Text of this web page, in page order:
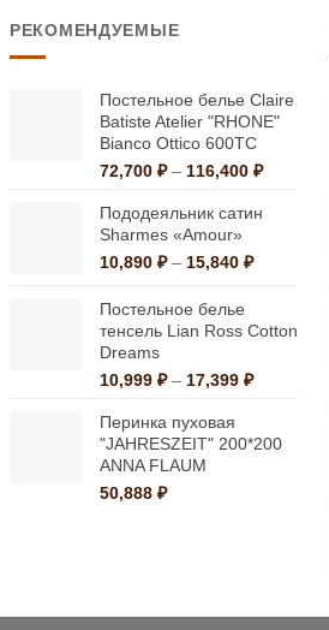
вариаций.
можно
выбрать
на
товара.
РЕКОМЕНДУЕМЫЕ
Постельное белье Claire
Batiste Atelier "RHONE"
Bianco Ottico 600ТС
72,700 ₽ – 116,400 ₽Диапазон
Пододеяльник сатин
Sharmes «Amour»
10,890 ₽ – 15,840 ₽Диапазон
–
Постельное белье
тенсель Lian Ross Cotton
Dreams
10,999 ₽ – 17,399 ₽Диапазон
–
Перинка пуховая
"JAHRESZEIT" 200*200
ANNA FLAUM
50,888 ₽